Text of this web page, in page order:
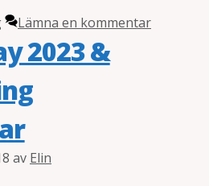
Lämna en kommentar
2023 &
av Elin